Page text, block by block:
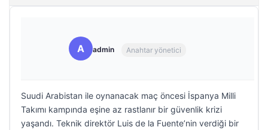
A admin Anahtar yönetici
Suudi Arabistan ile oynanacak maç öncesi İspanya Milli
Takımı kampında eşine az rastlanır bir güvenlik krizi
yaşandı. Teknik direktör Luis de la Fuente’nin verdiği bir